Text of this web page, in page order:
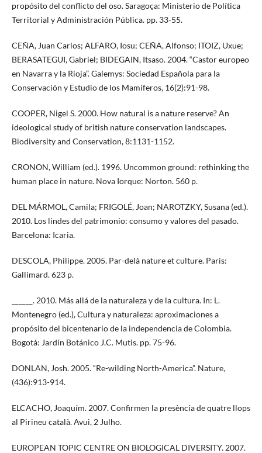
propósito del conflicto del oso. Saragoça: Ministerio de Política
Territorial y Administración Pública. pp. 33-55.
CEÑA, Juan Carlos; ALFARO, Iosu; CEÑA, Alfonso; ITOIZ, Uxue;
BERASATEGUI, Gabriel; BIDEGAIN, Itsaso. 2004. “Castor europeo
en Navarra y la Rioja”. Galemys: Sociedad Española para la
Conservación y Estudio de los Mamíferos, 16(2):91-98.
COOPER, Nigel S. 2000. How natural is a nature reserve? An
ideological study of british nature conservation landscapes.
Biodiversity and Conservation, 8:1131-1152.
CRONON, William (ed.). 1996. Uncommon ground: rethinking the
human place in nature. Nova Iorque: Norton. 560 p.
DEL MÁRMOL, Camila; FRIGOLÉ, Joan; NAROTZKY, Susana (ed.).
2010. Los lindes del patrimonio: consumo y valores del pasado.
Barcelona: Icaria.
DESCOLA, Philippe. 2005. Par-delà nature et culture. Paris:
Gallimard. 623 p.
______. 2010. Más allá de la naturaleza y de la cultura. In: L.
Montenegro (ed.), Cultura y naturaleza: aproximaciones a
propósito del bicentenario de la independencia de Colombia.
Bogotá: Jardín Botánico J.C. Mutis. pp. 75-96.
DONLAN, Josh. 2005. “Re-wilding North-America”. Nature,
(436):913-914.
ELCACHO, Joaquím. 2007. Confirmen la presència de quatre llops
al Pirineu català. Avui, 2 Julho.
EUROPEAN TOPIC CENTRE ON BIOLOGICAL DIVERSITY. 2007.